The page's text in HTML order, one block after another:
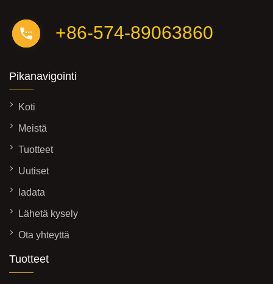
+86-574-89063860
Pikanavigointi
Koti
Meistä
Tuotteet
Uutiset
ladata
Lähetä kysely
Ota yhteyttä
Tuotteet